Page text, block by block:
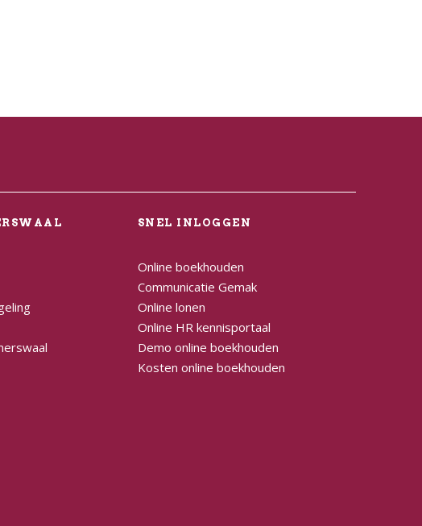
SNEL INLOGGEN
Online boekhouden
Communicatie Gemak
Online lonen
Online HR kennisportaal
Demo online boekhouden
Kosten online boekhouden